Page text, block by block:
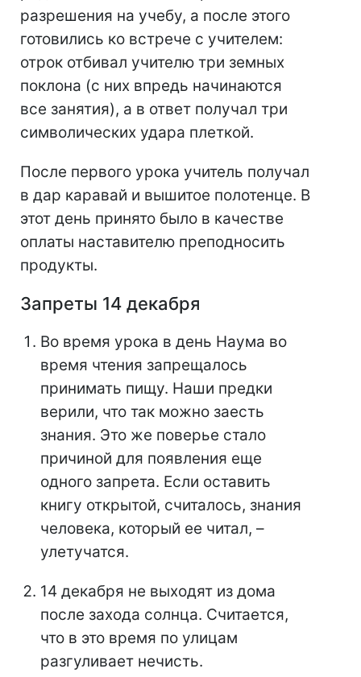
разрешения на учебу, а после этого
готовились ко встрече с учителем:
отрок отбивал учителю три земных
поклона (с них впредь начинаются
все занятия), а в ответ получал три
символических удара плеткой.
После первого урока учитель получал
в дар каравай и вышитое полотенце. В
этот день принято было в качестве
оплаты наставителю преподносить
продукты.
Запреты 14 декабря
Во время урока в день Наума во
время чтения запрещалось
принимать пищу. Наши предки
верили, что так можно заесть
знания. Это же поверье стало
причиной для появления еще
одного запрета. Если оставить
книгу открытой, считалось, знания
человека, который ее читал, –
улетучатся.
14 декабря не выходят из дома
после захода солнца. Считается,
что в это время по улицам
разгуливает нечисть.